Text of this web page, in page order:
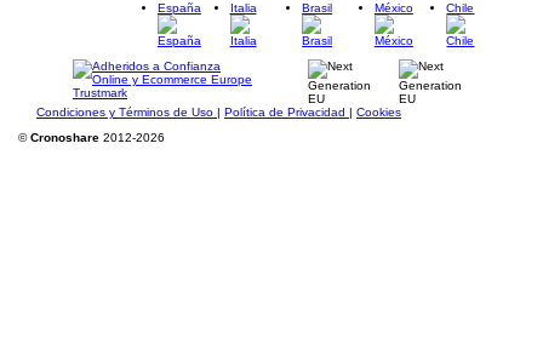
España
Italia Brasil México Chile
Condiciones y Términos de Uso | Política de Privacidad | Cookies
©Cronoshare 2012-2026